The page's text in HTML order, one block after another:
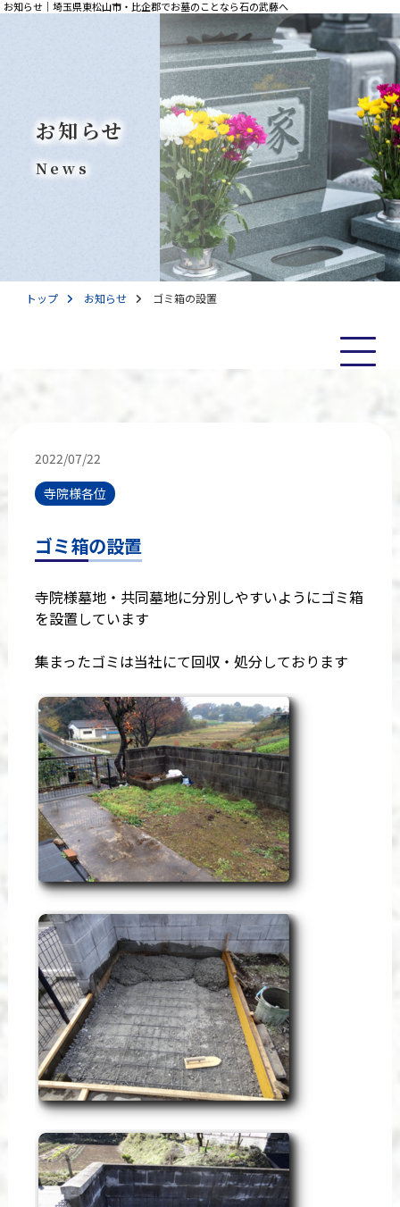
お知らせ｜埼玉県東松山市・比企郡でお墓のことなら石の武藤へ
お知らせ
News
トップ お知らせ ゴミ箱の設置
2022/07/22
寺院様各位
ゴミ箱の設置
寺院様墓地・共同墓地に分別しやすいようにゴミ箱
を設置しています
集まったゴミは当社にて回収・処分しております